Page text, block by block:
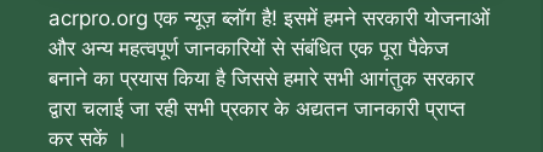
acrpro.org एक न्यूज़ ब्लॉग है! इसमें हमने सरकारी योजनाओं
और अन्य महत्वपूर्ण जानकारियों से संबंधित एक पूरा पैकेज
बनाने का प्रयास किया है जिससे हमारे सभी आगंतुक सरकार
द्वारा चलाई जा रही सभी प्रकार के अद्यतन जानकारी प्राप्त
कर सकें ।